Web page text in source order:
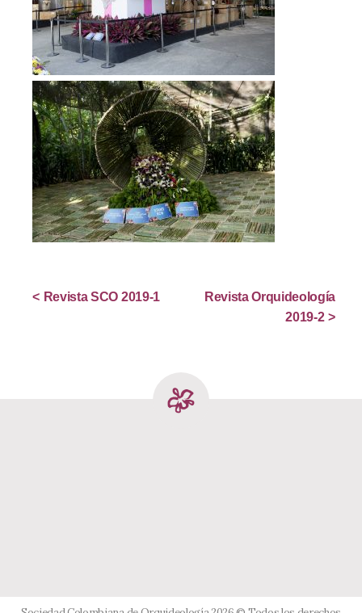
Revista SCO 2019-1
Revista Orquideología
2019-2